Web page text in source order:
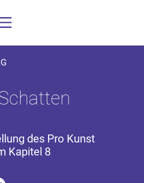
des Pro Kunst
Kapitel 8